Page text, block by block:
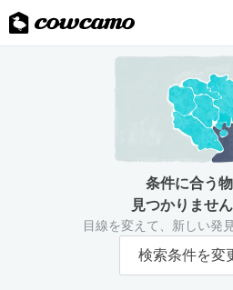
条件に合う
見つかりませ
目線を変えて、新しい発
検索条件を変